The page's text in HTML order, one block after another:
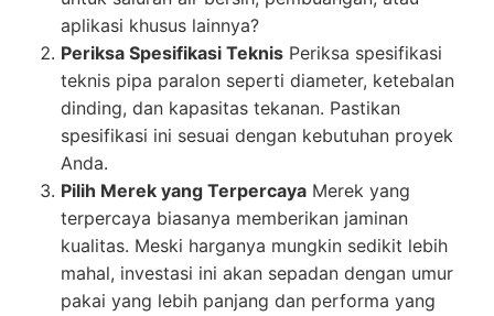
aplikasi khusus lainnya?
Periksa Spesifikasi Teknis Periksa spesifikasi
teknis pipa paralon seperti diameter, ketebalan
dinding, dan kapasitas tekanan. Pastikan
spesifikasi ini sesuai dengan kebutuhan proyek
Anda.
Pilih Merek yang Terpercaya Merek yang
terpercaya biasanya memberikan jaminan
kualitas. Meski harganya mungkin sedikit lebih
mahal, investasi ini akan sepadan dengan umur
pakai yang lebih panjang dan performa yang